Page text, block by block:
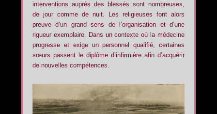
interventions auprès des blessés sont nombreuses,
de jour comme de nuit. Les religieuses font alors
preuve d’un grand sens de l’organisation et d’une
rigueur exemplaire. Dans un contexte où la médecine
progresse et exige un personnel qualifié, certaines
sœurs passent le diplôme d’infirmière afin d’acquérir
de nouvelles compétences.